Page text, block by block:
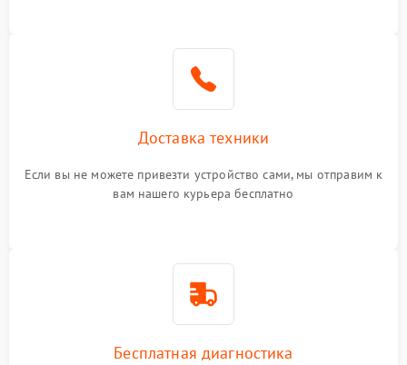
Доставка техники
Если вы не можете привезти устройство сами, мы отправим к
вам нашего курьера бесплатно
Бесплатная диагностика